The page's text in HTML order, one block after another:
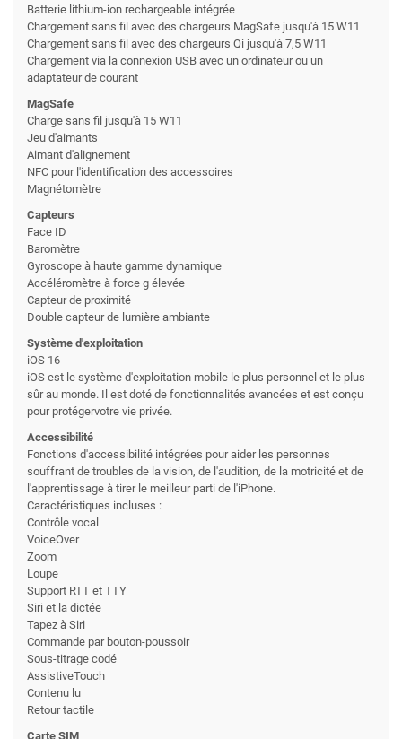
Batterie lithium-ion rechargeable intégrée
Chargement sans fil avec des chargeurs MagSafe jusqu'à 15 W11
Chargement sans fil avec des chargeurs Qi jusqu'à 7,5 W11
Chargement via la connexion USB avec un ordinateur ou un
adaptateur de courant
MagSafe
Charge sans fil jusqu'à 15 W11
Jeu d'aimants
Aimant d'alignement
NFC pour l'identification des accessoires
Magnétomètre
Capteurs
Face ID
Baromètre
Gyroscope à haute gamme dynamique
Accéléromètre à force g élevée
Capteur de proximité
Double capteur de lumière ambiante
Système d'exploitation
iOS 16
iOS est le système d'exploitation mobile le plus personnel et le plus
sûr au monde. Il est doté de fonctionnalités avancées et est conçu
pour protégervotre vie privée.
Accessibilité
Fonctions d'accessibilité intégrées pour aider les personnes
souffrant de troubles de la vision, de l'audition, de la motricité et de
l'apprentissage à tirer le meilleur parti de l'iPhone.
Caractéristiques incluses :
Contrôle vocal
VoiceOver
Zoom
Loupe
Support RTT et TTY
Siri et la dictée
Tapez à Siri
Commande par bouton-poussoir
Sous-titrage codé
AssistiveTouch
Contenu lu
Retour tactile
Carte SIM